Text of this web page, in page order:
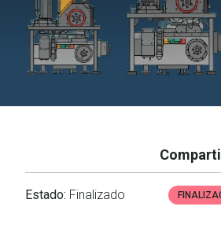
Estado: Finalizado